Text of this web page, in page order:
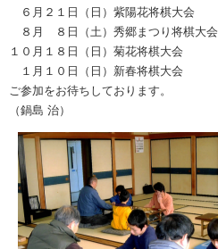
６月２１日（日）紫陽花将棋大会
８月 ８日（土）秀郷まつり将棋大会
１０月１８日（日）菊花将棋大会
１月１０日（日）新春将棋大会
ご参加をお待ちしております。
（鍋島 治）